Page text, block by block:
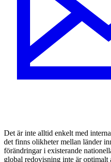
Det är inte alltid enkelt med
det finns olikheter mellan länder
förändringar i existerande
global redovisning inte är optimalt